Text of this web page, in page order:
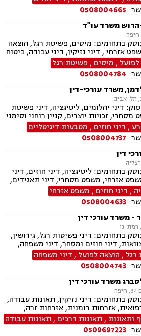
0508004665
הרוש משרד עו"ד
בתחומים: מיסים, פשיטת רגל, הוצאה
אזרחי , דיני נזיקין, דיני עבודה, ביטוח
וקיבוצים.
, מיסים , פשיטת רגל
0508004784
משרד עורכי-דין
דיני יהלומים, ליטיגציה, דיני פשיטת
מסחרי, זכויות יוצרים, קניין רוחני וסימני
הרע, דיני משפחה, הסכמי ממון, הסכמי
בבית הדין הרבני ובבתי המשפט
ירושות ועיזבונות, רשלנות
ומתן מול רשויות המס "גילוי מרצון"-
מטבעות דיגיטליים
, דיני חוזים , מטבעות דיגיטליים
0508004737
דין
בתחומים: ליטיגציה, דיני חוזים, דיני
אזרחי, משפט מסחרי, דיני תאגידים,
עסקאות מכר דירה, גישור
ירושות וצוואות
, דיני חוזים , משפט אזרחי
0508004633
- משרד עורכי דין
בתחומים: דיני פשיטות רגל, גירושין,
דיני חוזים ומסחר, דיני משפחה,
אבהות , אפוטרופסות, ליטיגציה, לשון
משפט אזרחי , נישואים אזרחיים, סדר
וראיות, ערבויות ושטרות , פינוי מושכר,
חדלות פירעון.
רגל , הוצאה לפועל , דיני משפחה
0508004743
משרד עורכי דין
בתחומים: דיני נזיקין, תאונות עבודה,
אזרחות רומנית, אזרחות זרה,
משפט אזרחי, תאונות דרכים.
ותאונות , תאונות דרכים , תאונות עבודה
0509697223